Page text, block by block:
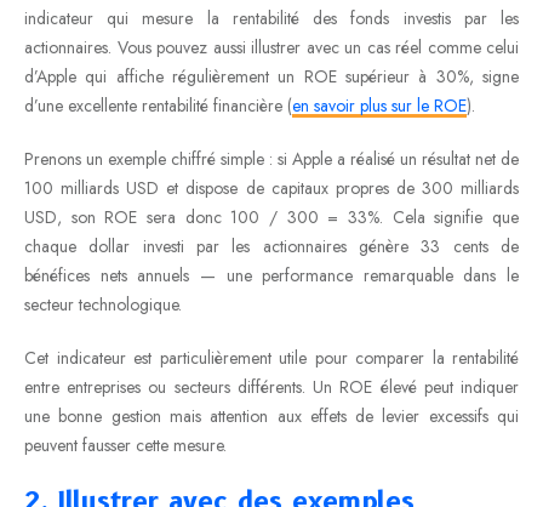
indicateur qui mesure la rentabilité des fonds investis par les
actionnaires. Vous pouvez aussi illustrer avec un cas réel comme celui
d’Apple qui affiche régulièrement un ROE supérieur à 30%, signe
d’une excellente rentabilité financière (en savoir plus sur le ROE).
Prenons un exemple chiffré simple : si Apple a réalisé un résultat net de
100 milliards USD et dispose de capitaux propres de 300 milliards
USD, son ROE sera donc 100 / 300 = 33%. Cela signifie que
chaque dollar investi par les actionnaires génère 33 cents de
bénéfices nets annuels — une performance remarquable dans le
secteur technologique.
Cet indicateur est particulièrement utile pour comparer la rentabilité
entre entreprises ou secteurs différents. Un ROE élevé peut indiquer
une bonne gestion mais attention aux effets de levier excessifs qui
peuvent fausser cette mesure.